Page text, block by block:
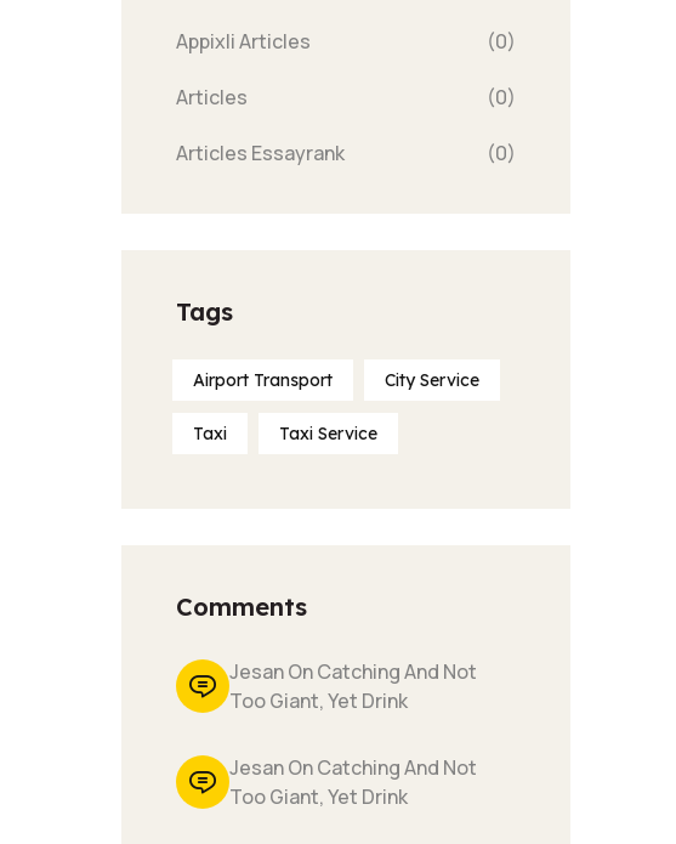
Appixli Articles (0)
Articles (0)
Articles Essayrank (0)
Tags
Airport Transport City Service
Taxi Taxi Service
Comments
Jesan On Catching And Not
Too Giant, Yet Drink
Jesan On Catching And Not
Too Giant, Yet Drink